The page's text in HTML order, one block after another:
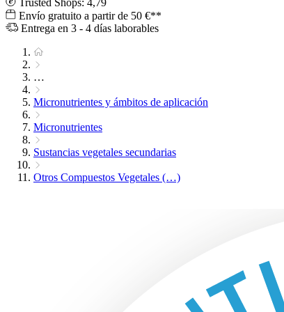
Trusted Shops: 4,79
Envío gratuito a partir de 50 €**
Entrega en 3 - 4 días laborables
…
Micronutrientes y ámbitos de aplicación
Micronutrientes
Sustancias vegetales secundarias
Otros Compuestos Vegetales (…)